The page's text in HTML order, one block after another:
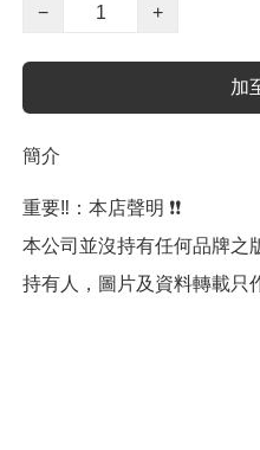
−
+
加
簡介
重要‼️：本店聲明 ❗️❗️
本公司並沒持有任何品牌之
持有人，圖片及資料轉載只